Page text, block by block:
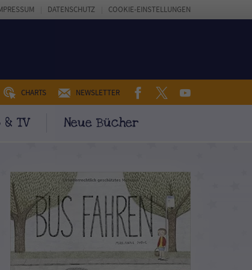
CHARTS NEWSLETTER FACEBOOKTWITTERYOUTUBE
TV Neue Bücher
DATENSCHUTZ COOKIE-EINSTELLUNGEN